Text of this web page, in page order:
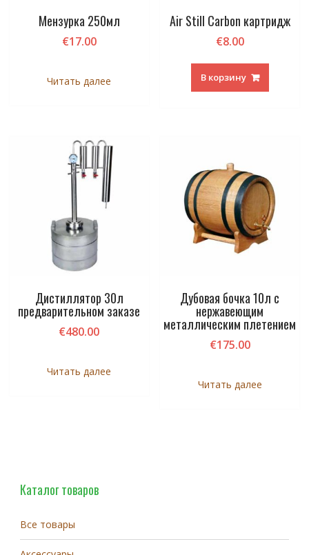
Мензурка 250мл
€17.00
Читать далее
Air Still Carbon картридж
€8.00
В корзину
Дистиллятор 30л
предварительном заказе
€480.00
Читать далее
Дубовая бочка 10л с
нержавеющим
металлическим плетением
€175.00
Читать далее
Каталог товаров
Все товары